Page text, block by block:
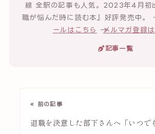
線 全駅の記事も人気。2023年4月初
職が悩んだ時に読む本』好評発売中。
ールはこちら
→メルマガ登録
記事一覧
« 前の記事
退職を決意した部下さんへ「いつで